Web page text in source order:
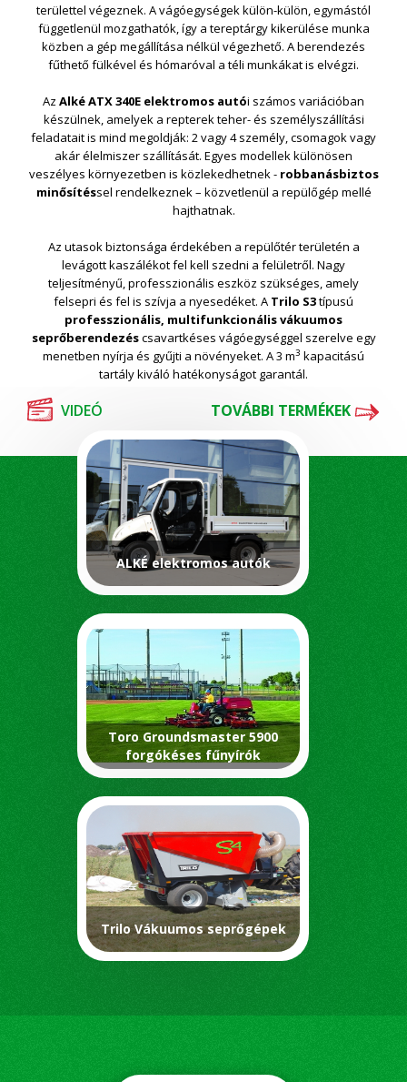
területtel végeznek. A vágóegységek külön-külön, egymástól
függetlenül mozgathatók, így a tereptárgy kikerülése munka
közben a gép megállítása nélkül végezhető. A berendezés
fűthető fülkével és hómaróval a téli munkákat is elvégzi.
Az Alké ATX 340E elektromos autói számos variációban
készülnek, amelyek a repterek teher- és személyszállítási
feladatait is mind megoldják: 2 vagy 4 személy, csomagok vagy
akár élelmiszer szállítását. Egyes modellek különösen
veszélyes környezetben is közlekedhetnek - robbanásbiztos
minősítéssel rendelkeznek – közvetlenül a repülőgép mellé
hajthatnak.
Az utasok biztonsága érdekében a repülőtér területén a
levágott kaszálékot fel kell szedni a felületről. Nagy
teljesítményű, professzionális eszköz szükséges, amely
felsepri és fel is szívja a nyesedéket. A Trilo S3típusú
professzionális, multifunkcionális vákuumos
seprőberendezéscsavartkéses vágóegységgel szerelve egy
menetben nyírja és gyűjti a növényeket. A 3 m3 kapacitású
tartály kiváló hatékonyságot garantál.
VIDEÓ TOVÁBBI TERMÉKEK
ALKÉ elektromos autók
Toro Groundsmaster 5900
forgókéses fűnyírók
Trilo Vákuumos seprőgépek